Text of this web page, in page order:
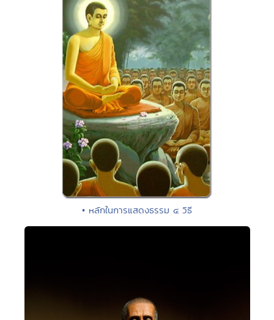
• หลักในการแสดงธรรม ๔ วิธี